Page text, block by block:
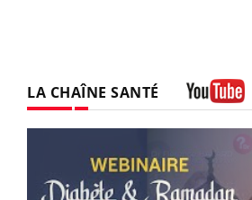
LA CHAÎNE SANTÉ